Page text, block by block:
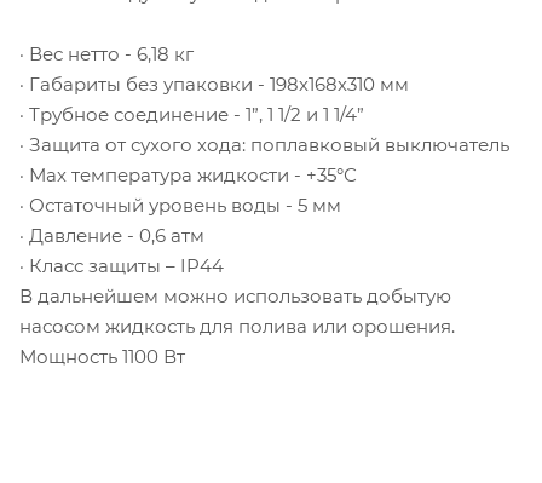
· Вес нетто - 6,18 кг
· Габариты без упаковки - 198х168х310 мм
· Трубное соединение - 1”, 1 1/2 и 1 1/4”
· Защита от сухого хода: поплавковый выключатель
· Мах температура жидкости - +35°С
· Остаточный уровень воды - 5 мм
· Давление - 0,6 атм
· Класс защиты – IP44
В дальнейшем можно использовать добытую
насосом жидкость для полива или орошения.
Мощность 1100 Вт